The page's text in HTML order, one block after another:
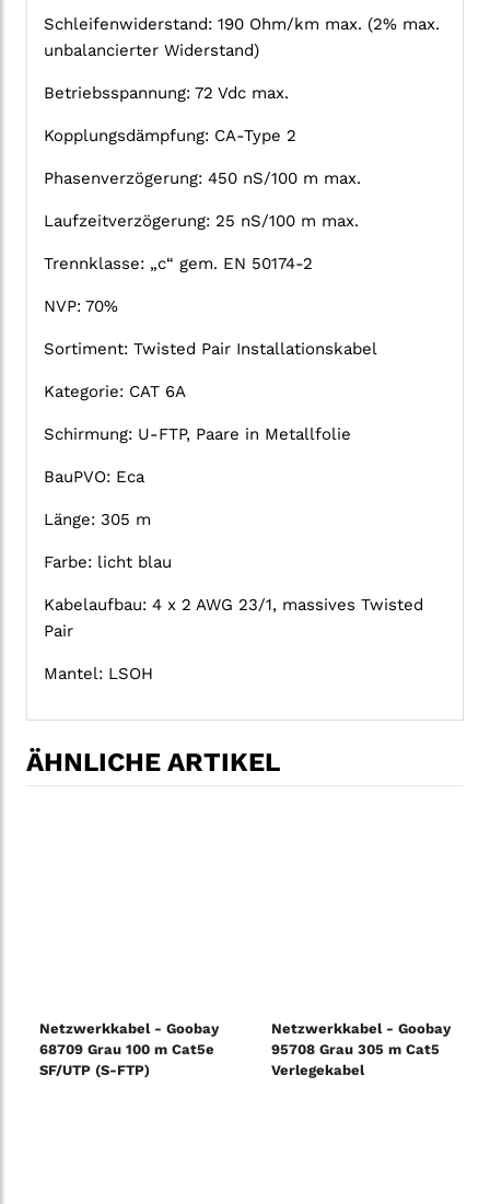
Schleifenwiderstand: 190 Ohm/km max. (2% max.
unbalancierter Widerstand)
Betriebsspannung: 72 Vdc max.
Kopplungsdämpfung: CA-Type 2
Phasenverzögerung: 450 nS/100 m max.
Laufzeitverzögerung: 25 nS/100 m max.
Trennklasse: „c“ gem. EN 50174-2
NVP: 70%
Sortiment: Twisted Pair Installationskabel
Kategorie: CAT 6A
Schirmung: U-FTP, Paare in Metallfolie
BauPVO: Eca
Länge: 305 m
Farbe: licht blau
Kabelaufbau: 4 x 2 AWG 23/1, massives Twisted
Pair
Mantel: LSOH
ÄHNLICHE ARTIKEL
Netzwerkkabel - Goobay
68709 Grau 100 m Cat5e
SF/UTP (S-FTP)
Netzwerkkabel - Goobay
95708 Grau 305 m Cat5
Verlegekabel